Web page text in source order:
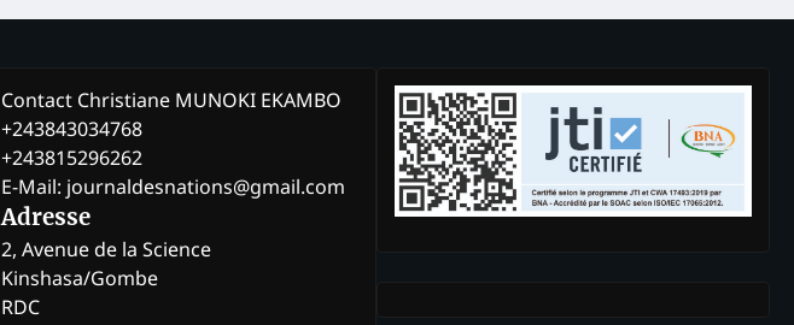
Contact Christiane MUNOKI EKAMBO
+243843034768
+243815296262
E-Mail: journaldesnations@gmail.com
Adresse
2, Avenue de la Science
Kinshasa/Gombe
RDC